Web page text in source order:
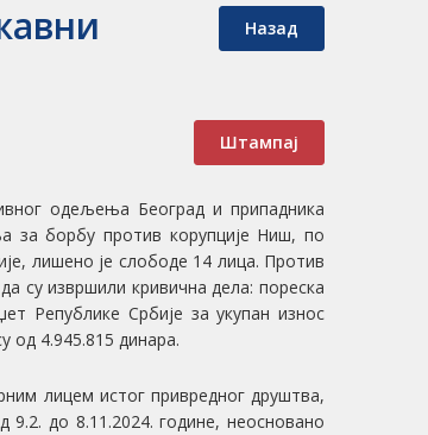
Назад
Штампај
одељења Београд и припадника
за борбу против корупције Ниш, по
лишено је слободе 14 лица. Против
су извршили кривичнa делa: пореска
Републике Србије за укупан износ
од 4.945.815 динара.
лицем истог привредног друштва,
до 8.11.2024. године, неосновано